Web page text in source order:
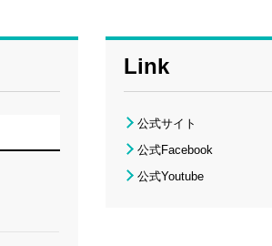
Link
公式サイト
公式Facebook
公式Youtube